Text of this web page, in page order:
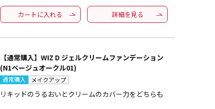
カートに入れる 詳細を見る
【通常購入】WIZ D ジェルクリームファンデーション
(N1ベージュオークル01)
通常購入 メイクアップ
リキッドのうるおいとクリームのカバー力をどちらも